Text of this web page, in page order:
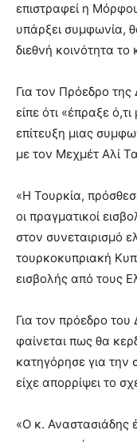
επιστραφεί η
υπάρξει συμφωνία,
διεθνή κοινότητα
Για τον Πρόεδρο
είπε ότι «έπραξε
επίτευξη μιας
με τον Μεχμέτ Αλί
«Η Τουρκία,
οι πραγματικοί
στον συνεταιρισμό
τουρκοκυπριακή
εισβολής από τους
Για τον πρόεδρο του
φαίνεται πως θα
κατηγόρησε για την
είχε απορρίψει το
«Ο κ. Αναστασιάδης